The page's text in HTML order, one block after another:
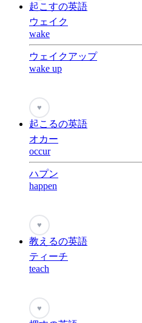
起こすの英語
ウェイク
wake
ウェイクアップ
wake up
♥
起こるの英語
オカー
occur
ハプン
happen
♥
教えるの英語
ティーチ
teach
♥